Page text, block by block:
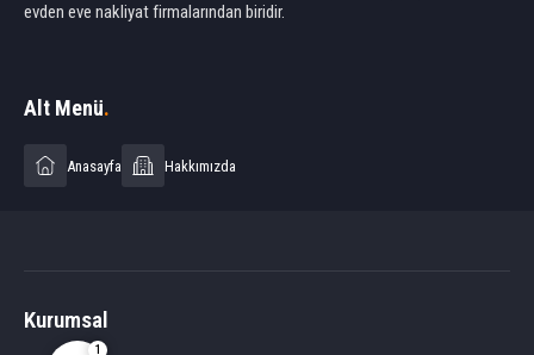
evden eve nakliyat firmalarından biridir.
Alt Menü.
Anasayfa Hakkımızda
Kurumsal
1